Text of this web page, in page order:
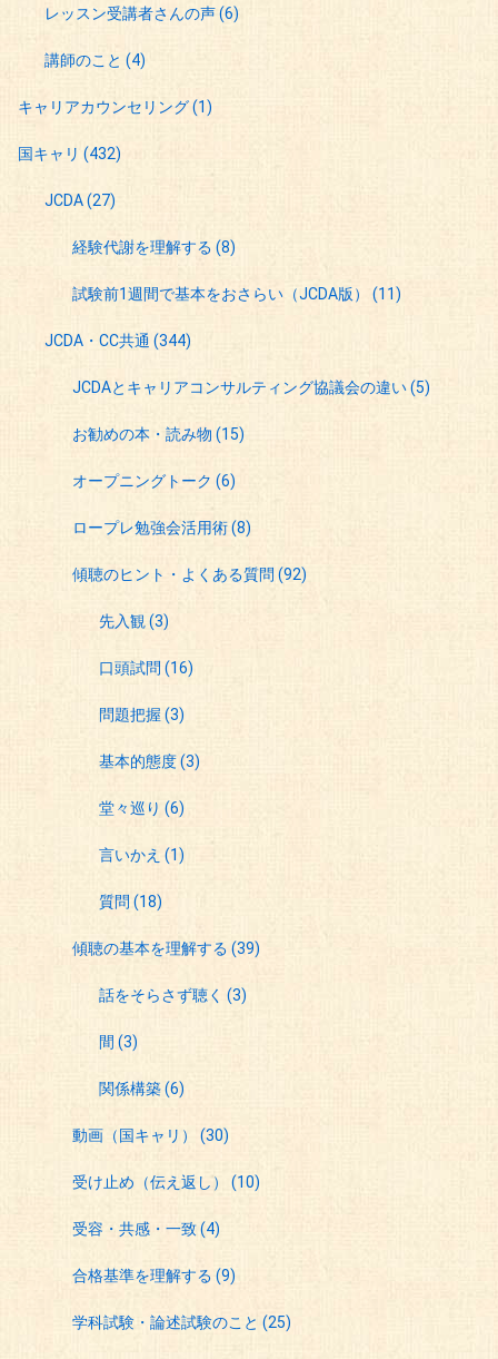
レッスン受講者さんの声(6)
講師のこと(4)
キャリアカウンセリング(1)
国キャリ (432)
JCDA(27)
経験代謝を理解する (8)
試験前1週間で基本をおさらい（JCDA版） (11)
JCDA・CC共通(344)
JCDAとキャリアコンサルティング協議会の違い(5)
お勧めの本・読み物 (15)
オープニングトーク (6)
ロープレ勉強会活用術(8)
傾聴のヒント・よくある質問 (92)
先入観(3)
口頭試問(16)
問題把握(3)
基本的態度(3)
堂々巡り(6)
言いかえ(1)
質問(18)
傾聴の基本を理解する (39)
話をそらさず聴く(3)
間(3)
関係構築(6)
動画（国キャリ） (30)
受け止め（伝え返し） (10)
受容・共感・一致(4)
合格基準を理解する (9)
学科試験・論述試験のこと (25)